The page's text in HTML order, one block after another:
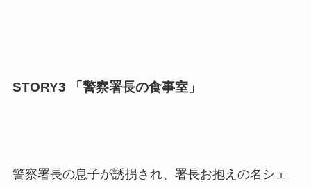
STORY3 「警察署長の食事室」
警察署長の息子が誘拐され、署長お抱えの名シェ